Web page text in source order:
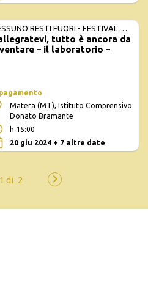
RESTI FUORI - FESTIVAL DI
CITTÀ E PERSONE
tutto è ancora da
– il laboratorio –
Matera (MT), Istituto Comprensivo
Donato Bramante
h 15:00
20 giu 2024 + 7 altre date